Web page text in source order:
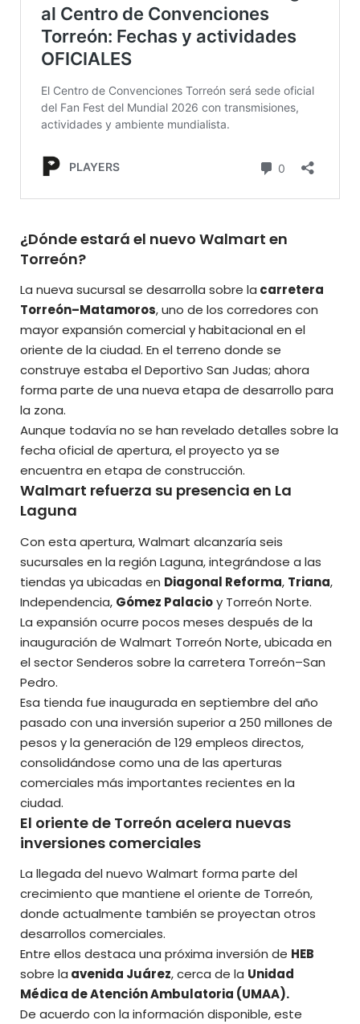
¿Dónde estará el nuevo Walmart en
Torreón?
La nueva sucursal se desarrolla sobre la carretera
Torreón–Matamoros, uno de los corredores con
mayor expansión comercial y habitacional en el
oriente de la ciudad. En el terreno donde se
construye estaba el Deportivo San Judas; ahora
forma parte de una nueva etapa de desarrollo para
la zona.
Aunque todavía no se han revelado detalles sobre la
fecha oficial de apertura, el proyecto ya se
encuentra en etapa de construcción.
Walmart refuerza su presencia en La
Laguna
Con esta apertura, Walmart alcanzaría seis
sucursales en la región Laguna, integrándose a las
tiendas ya ubicadas en Diagonal Reforma, Triana,
Independencia, Gómez Palacioy Torreón Norte.
La expansión ocurre pocos meses después de la
inauguración de Walmart Torreón Norte, ubicada en
el sector Senderos sobre la carretera Torreón–San
Pedro.
Esa tienda fue inaugurada en septiembre del año
pasado con una inversión superior a 250 millones de
pesos y la generación de 129 empleos directos,
consolidándose como una de las aperturas
comerciales más importantes recientes en la
ciudad.
El oriente de Torreón acelera nuevas
inversiones comerciales
La llegada del nuevo Walmart forma parte del
crecimiento que mantiene el oriente de Torreón,
donde actualmente también se proyectan otros
desarrollos comerciales.
Entre ellos destaca una próxima inversión de HEB
sobre la avenida Juárez, cerca de la Unidad
Médica de Atención Ambulatoria (UMAA).
De acuerdo con la información disponible, este